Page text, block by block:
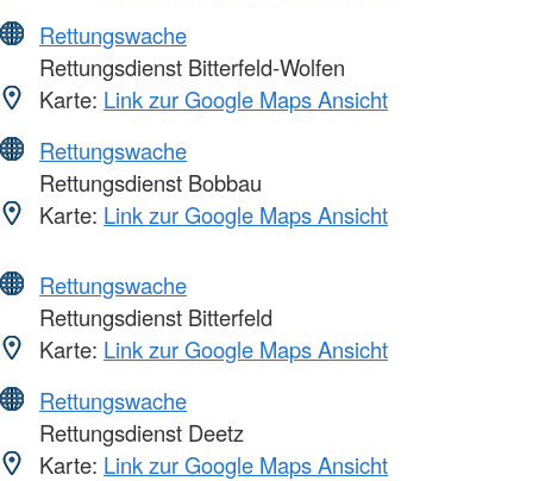
Rettungswache
Rettungsdienst Bitterfeld-Wolfen
Karte: Link zur Google Maps Ansicht
Rettungswache
Rettungsdienst Bobbau
Karte: Link zur Google Maps Ansicht
Rettungswache
Rettungsdienst Bitterfeld
Karte: Link zur Google Maps Ansicht
Rettungswache
Rettungsdienst Deetz
Karte: Link zur Google Maps Ansicht